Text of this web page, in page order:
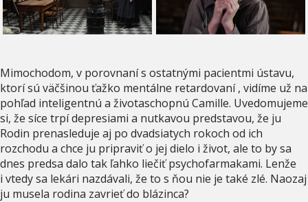
Mimochodom, v porovnaní s ostatnými pacientmi ústavu,
ktorí sú väčšinou ťažko mentálne retardovaní , vidíme už na
pohľad inteligentnú a životaschopnú Camille. Uvedomujeme
si, že síce trpí depresiami a nutkavou predstavou, že ju
Rodin prenasleduje aj po dvadsiatych rokoch od ich
rozchodu a chce ju pripraviť o jej dielo i život, ale to by sa
dnes predsa dalo tak ľahko liečiť psychofarmakami. Lenže
i vtedy sa lekári nazdávali, že to s ňou nie je také zlé. Naozaj
ju musela rodina zavrieť do blázinca?